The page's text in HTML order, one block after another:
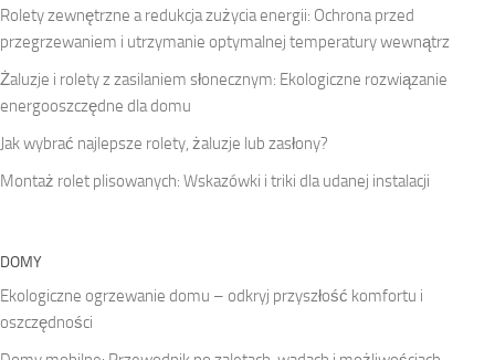
Rolety zewnętrzne a redukcja zużycia energii: Ochrona przed
przegrzewaniem i utrzymanie optymalnej temperatury wewnątrz
Żaluzje i rolety z zasilaniem słonecznym: Ekologiczne rozwiązanie
energooszczędne dla domu
Jak wybrać najlepsze rolety, żaluzje lub zasłony?
Montaż rolet plisowanych: Wskazówki i triki dla udanej instalacji
DOMY
Ekologiczne ogrzewanie domu – odkryj przyszłość komfortu i
oszczędności